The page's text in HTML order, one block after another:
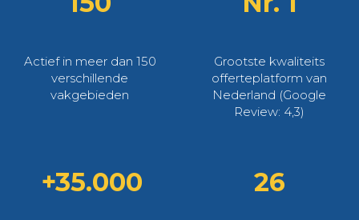
Actief in meer dan 150
verschillende
vakgebieden
Grootste kwaliteits
offerteplatform van
Nederland (Google
Review: 4,3)
+35.000 26